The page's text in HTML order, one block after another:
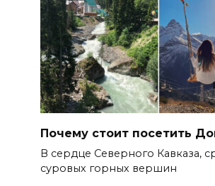
Почему стоит посетить
В сердце Северного Кавказа,
суровых горных вершин